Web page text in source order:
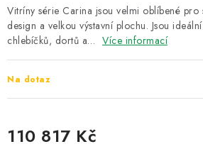
Vitríny série Carina jsou velmi oblíbené
design a velkou výstavní plochu. Jsou
chlebíčků, dortů a… Více informací
Na dotaz
110 817 Kč